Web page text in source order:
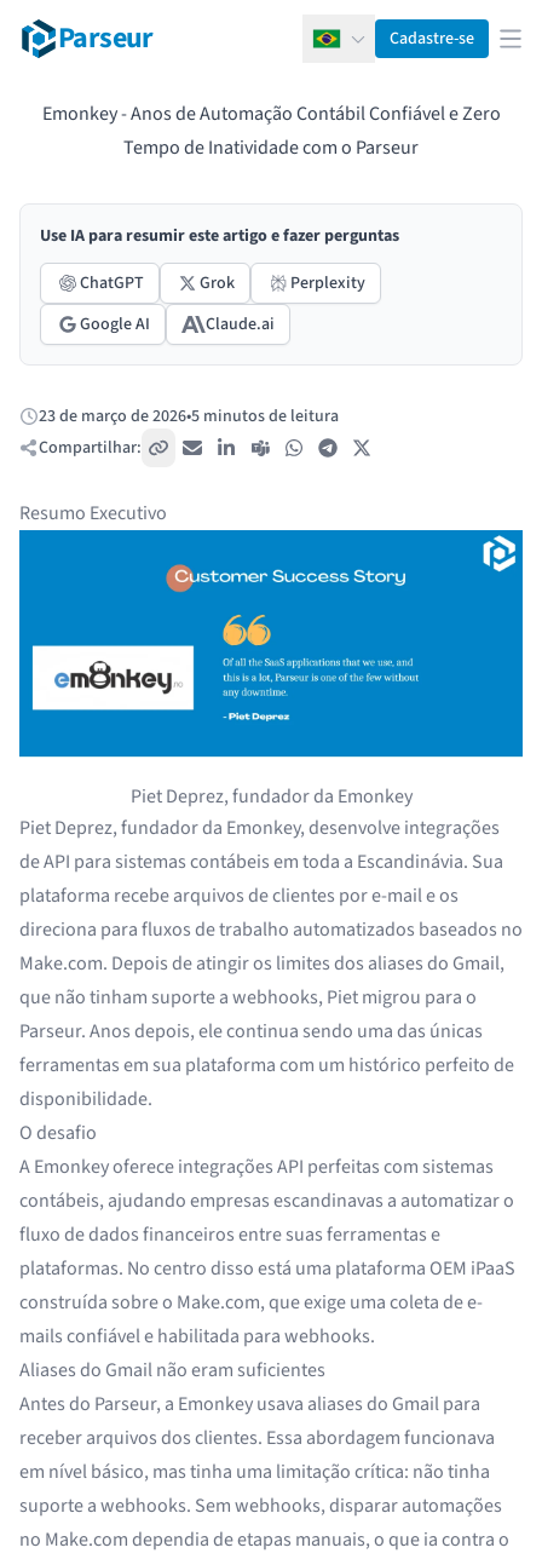
Parseur PortuguêsCadastre-se
Emonkey - Anos de Automação Contábil Confiável e Zero
Tempo de Inatividade com o Parseur
Use IA para resumir este artigo e fazer perguntas
ChatGPT
Grok
Perplexity
Google AI
Claude.ai
Publicado:
23 de março de 2026•5 minutos de leitura
Compartilhar:
Copiar link
E-mail LinkedIn
Teams WhatsAppTelegram
Resumo Executivo
Piet Deprez, fundador da Emonkey
Piet Deprez, fundador da Emonkey, desenvolve integrações
de API para sistemas contábeis em toda a Escandinávia. Sua
plataforma recebe arquivos de clientes por e-mail e os
direciona para fluxos de trabalho automatizados baseados no
Make.com. Depois de atingir os limites dos aliases do Gmail,
que não tinham suporte a webhooks, Piet migrou para o
Parseur. Anos depois, ele continua sendo uma das únicas
ferramentas em sua plataforma com um histórico perfeito de
disponibilidade.
O desafio
A Emonkey oferece integrações API perfeitas com sistemas
contábeis, ajudando empresas escandinavas a automatizar o
fluxo de dados financeiros entre suas ferramentas e
plataformas. No centro disso está uma plataforma OEM iPaaS
construída sobre o Make.com, que exige uma coleta de e-
mails confiável e habilitada para webhooks.
Aliases do Gmail não eram suficientes
Antes do Parseur, a Emonkey usava aliases do Gmail para
receber arquivos dos clientes. Essa abordagem funcionava
em nível básico, mas tinha uma limitação crítica: não tinha
suporte a webhooks. Sem webhooks, disparar automações
no Make.com dependia de etapas manuais, o que ia contra o